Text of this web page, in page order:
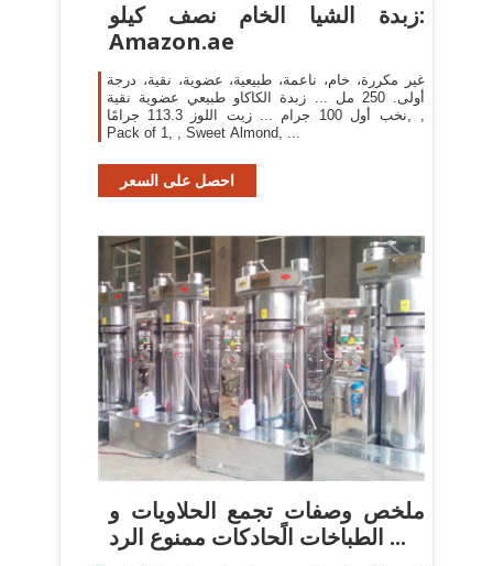
زبدة الشيا الخام نصف كيلو:
Amazon.ae
غير مكررة، خام، ناعمة، طبيعية، عضوية، نقية، درجة
أولى. 250 مل ... زبدة الكاكاو طبيعي عضوية نقية
نخب أول 100 جرام ... زيت اللوز 113.3 جرامًا, ,
Pack of 1, , Sweet Almond, ...
احصل على السعر
ملخص وصفات تجمع الحلاويات و
الطباخات الًحادكات ممنوع الرد ...